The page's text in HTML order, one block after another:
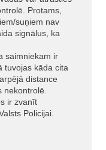
Protams,
suņiem nav
signālus, ka
saimniekam ir
tuvojas kāda cita
distance
ir zvanīt
Policijai.